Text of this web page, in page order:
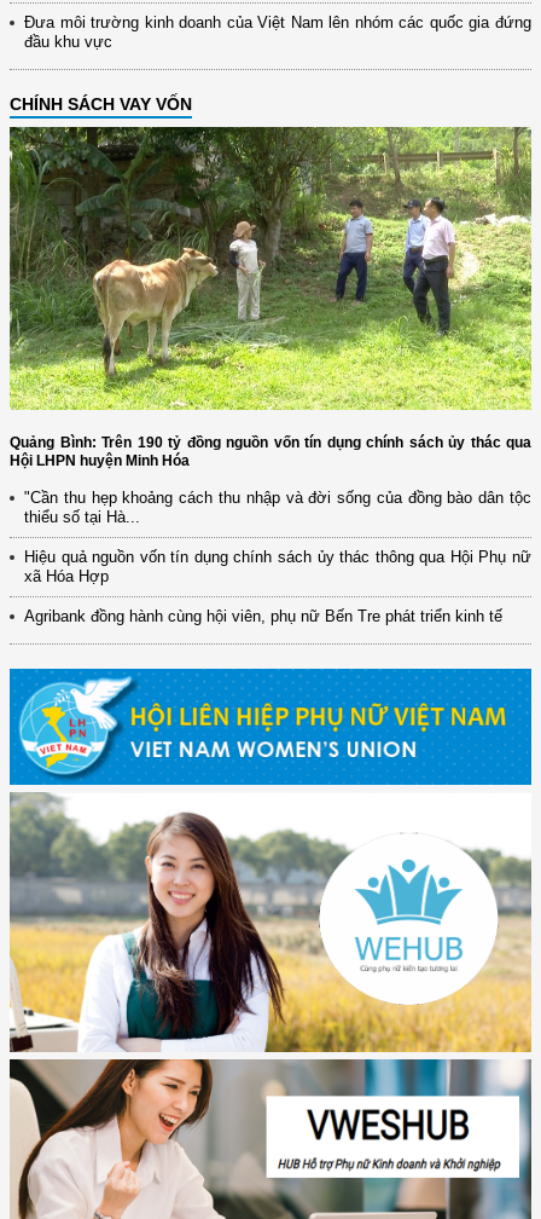
Đưa môi trường kinh doanh của Việt Nam lên nhóm các quốc gia đứng
đầu khu vực
CHÍNH SÁCH VAY VỐN
Quảng Bình: Trên 190 tỷ đồng nguồn vốn tín dụng chính sách ủy thác qua
Hội LHPN huyện Minh Hóa
"Cần thu hẹp khoảng cách thu nhập và đời sống của đồng bào dân tộc
thiểu số tại Hà...
Hiệu quả nguồn vốn tín dụng chính sách ủy thác thông qua Hội Phụ nữ
xã Hóa Hợp
Agribank đồng hành cùng hội viên, phụ nữ Bến Tre phát triển kinh tế